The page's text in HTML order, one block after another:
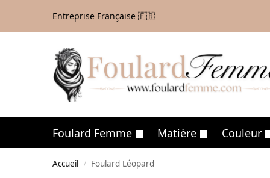
Entreprise Française 🇫🇷
Foulard Femme Matière Couleur
Accueil / Foulard Léopard